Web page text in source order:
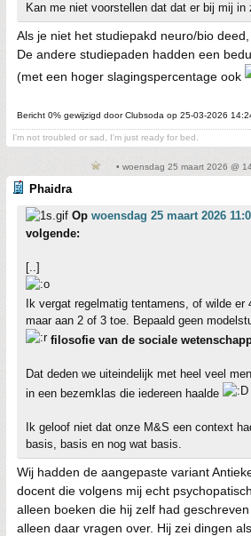
Kan me niet voorstellen dat dat er bij mij in
Als je niet het studiepakd neuro/bio
De andere studiepaden hadden een
(met een hoger slagingspercentage ook
Bericht 0% gewijzigd door Clubsoda op 25-03-2026
I'm not troubled or sad, I'm just ready for bed.
• woensdag 25 maart 2026 @
Phaidra
Op woensdag 25 maart 2026
volgende:
[..]
Ik vergat regelmatig tentamens, of wilde er
maar aan 2 of 3 toe. Bepaald geen
filosofie van de sociale
Dat deden we uiteindelijk met heel veel
in een bezemklas die iedereen haalde
Ik geloof niet dat onze M&S een context
basis, basis en nog wat basis.
Wij hadden de aangepaste variant
docent die volgens mij echt
alleen boeken die hij zelf had
alleen daar vragen over. Hij zei dingen